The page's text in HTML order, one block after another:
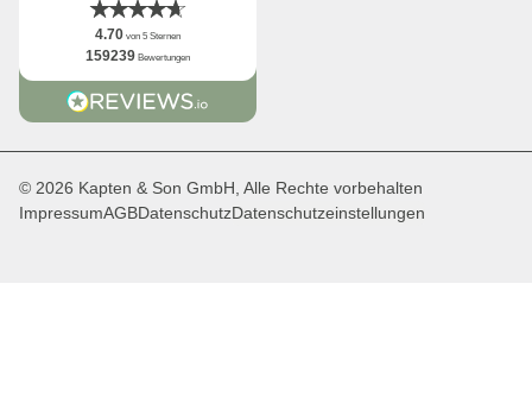
4.70 von 5 Sternen
159239 Bewertungen
© 2026 Kapten & Son GmbH, Alle Rechte vorbehalten
ImpressumAGBDatenschutzDatenschutzeinstellungen